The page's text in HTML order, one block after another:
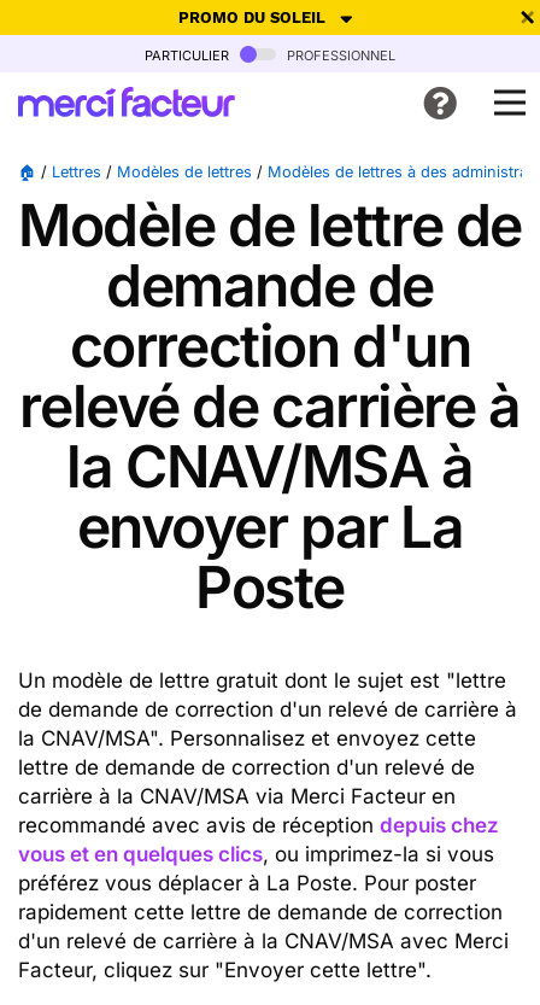
PROMO DU SOLEIL
-30% de réduction avec le code SUMMER26pour envoyer des
Ne plus afficher
particulier professionnel
🏠 / Lettres / Modèles de lettres / Modèles de lettres à des
Modèle de lettre de
demande de
correction d'un
relevé de carrière à
la CNAV/MSA à
envoyer par La
Poste
Un modèle de lettre gratuit dont le sujet est "lettre
de demande de correction d'un relevé de carrière à
la CNAV/MSA". Personnalisez et envoyez cette
lettre de demande de correction d'un relevé de
carrière à la CNAV/MSA via Merci Facteur en
recommandé avec avis de réception depuis chez
vous et en quelques clics, ou imprimez-la si vous
préférez vous déplacer à La Poste. Pour poster
rapidement cette lettre de demande de correction
d'un relevé de carrière à la CNAV/MSA avec Merci
Facteur, cliquez sur "Envoyer cette lettre".